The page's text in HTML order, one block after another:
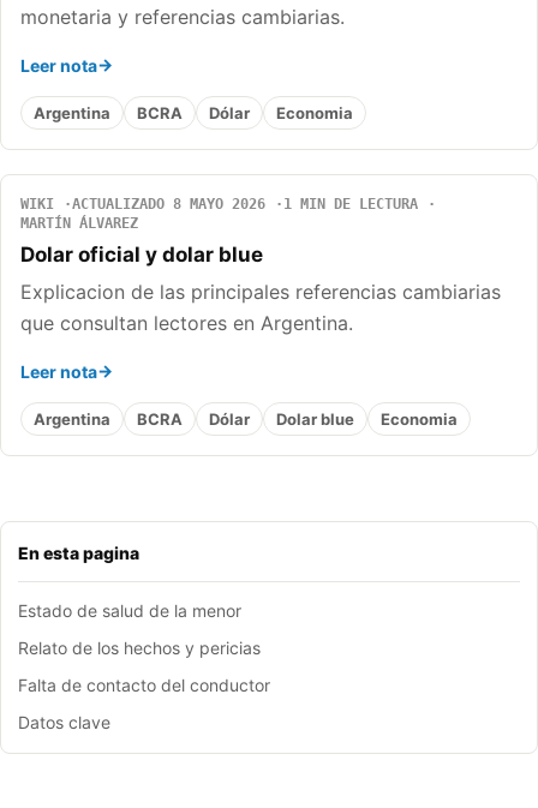
En esta pagina
Estado de salud de la menor
Relato de los hechos y pericias
Falta de contacto del conductor
Datos clave
monetaria y referencias cambiarias.
Leer nota
Argentina BCRA Dólar Economia
WIKI ACTUALIZADO 8 MAYO 2026
1 MIN DE LECTURA
MARTÍN ÁLVAREZ
Dolar oficial y dolar blue
Explicacion de las principales referencias cambiarias
que consultan lectores en Argentina.
Leer nota
Argentina BCRA Dólar Dolar blue Economia